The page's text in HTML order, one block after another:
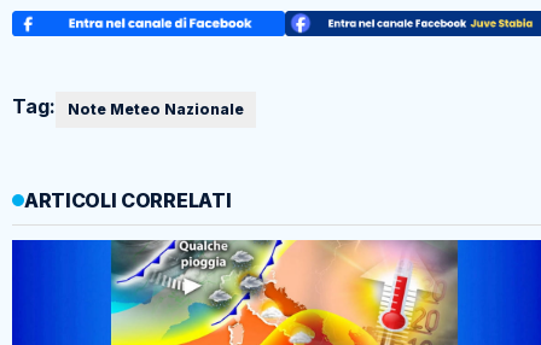
Tag: Note Meteo Nazionale
ARTICOLI CORRELATI